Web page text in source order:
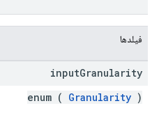
فیلدها
inputGranularity
enum ( Granularity )